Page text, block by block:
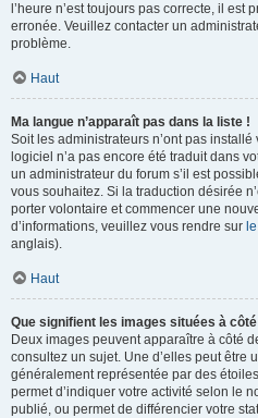
l’heure n’est toujours pas correcte, il est
erronée. Veuillez contacter un
problème.
Haut
Ma langue n’apparaît pas dans la liste !
Soit les administrateurs n’ont pas
logiciel n’a pas encore été traduit dans
un administrateur du forum s’il est
vous souhaitez. Si la traduction désirée
porter volontaire et commencer une
d’informations, veuillez vous rendre sur
anglais).
Haut
Que signifient les images situées à
Deux images peuvent apparaître à côté
consultez un sujet. Une d’elles peut être
généralement représentée par des
permet d’indiquer votre activité selon le
publié, ou permet de différencier votre